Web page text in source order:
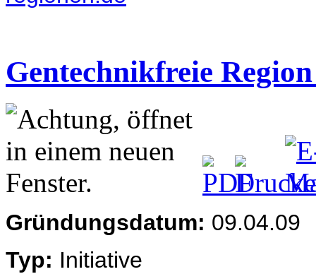
Gentechnikfreie
Gründungsdatum: 09.04.09
Typ: Initiative